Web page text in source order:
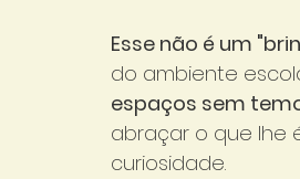
Esse não é um
do ambiente
espaços sem
abraçar o que lhe
curiosidade.